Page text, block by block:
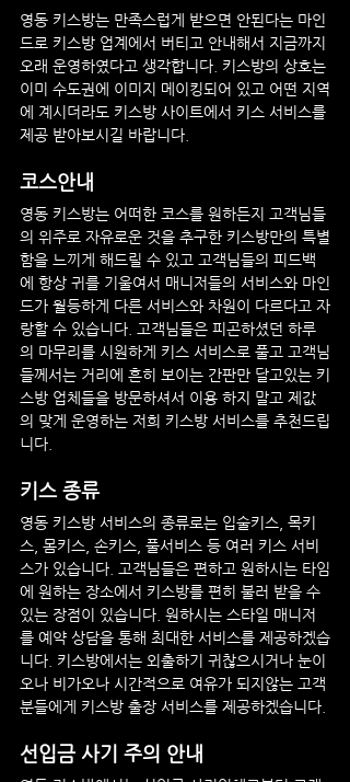
영동 키스방는 만족스럽게 받으면 안된다는 마인
드로 키스방 업계에서 버티고 안내해서 지금까지
오래 운영하였다고 생각합니다. 키스방의 상호는
이미 수도권에 이미지 메이킹되어 있고 어떤 지역
에 계시더라도 키스방 사이트에서 키스 서비스를
제공 받아보시길 바랍니다.
코스안내
영동 키스방는 어떠한 코스를 원하든지 고객님들
의 위주로 자유로운 것을 추구한 키스방만의 특별
함을 느끼게 해드릴 수 있고 고객님들의 피드백
에 항상 귀를 기울여서 매니저들의 서비스와 마인
드가 월등하게 다른 서비스와 차원이 다르다고 자
랑할 수 있습니다. 고객님들은 피곤하셨던 하루
의 마무리를 시원하게 키스 서비스로 풀고 고객님
들께서는 거리에 흔히 보이는 간판만 달고있는 키
스방 업체들을 방문하셔서 이용 하지 말고 제값
의 맞게 운영하는 저희 키스방 서비스를 추천드립
니다.
키스 종류
영동 키스방 서비스의 종류로는 입술키스, 목키
스, 몸키스, 손키스, 풀서비스 등 여러 키스 서비
스가 있습니다. 고객님들은 편하고 원하시는 타임
에 원하는 장소에서 키스방를 편히 불러 받을 수
있는 장점이 있습니다. 원하시는 스타일 매니저
를 예약 상담을 통해 최대한 서비스를 제공하겠습
니다. 키스방에서는 외출하기 귀찮으시거나 눈이
오나 비가오나 시간적으로 여유가 되지않는 고객
분들에게 키스방 출장 서비스를 제공하겠습니다.
선입금 사기 주의 안내